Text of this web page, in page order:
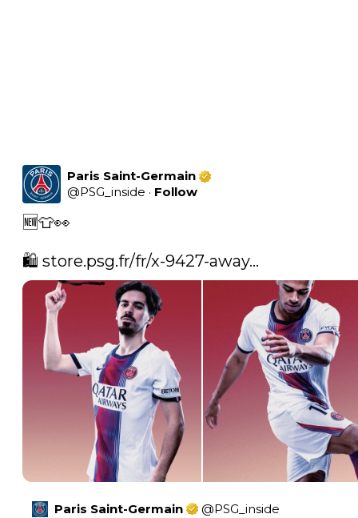
Paris Saint-Germain
@PSG_inside · Follow
🆕👕👀
🛍️ store.psg.fr/fr/x-9427-away…
Paris Saint-Germain @PSG_inside